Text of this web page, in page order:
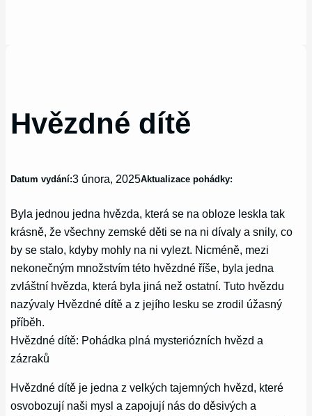
Hvězdné dítě
Datum vydání:3 února, 2025Aktualizace pohádky:
Byla jednou jedna hvězda, která se na obloze leskla tak
krásně, že všechny zemské děti se na ni dívaly a snily, co
by se stalo, kdyby mohly na ni vylezt. Nicméně, mezi
nekonečným množstvím této hvězdné říše, byla jedna
zvláštní hvězda, která byla jiná než ostatní. Tuto hvězdu
nazývaly Hvězdné dítě a z jejího lesku se zrodil úžasný
příběh.
Hvězdné dítě: Pohádka plná mysteriózních hvězd a
zázraků
Hvězdné dítě je jedna z velkých tajemných hvězd, které
osvobozují naši mysl a zapojují nás do děsivých a